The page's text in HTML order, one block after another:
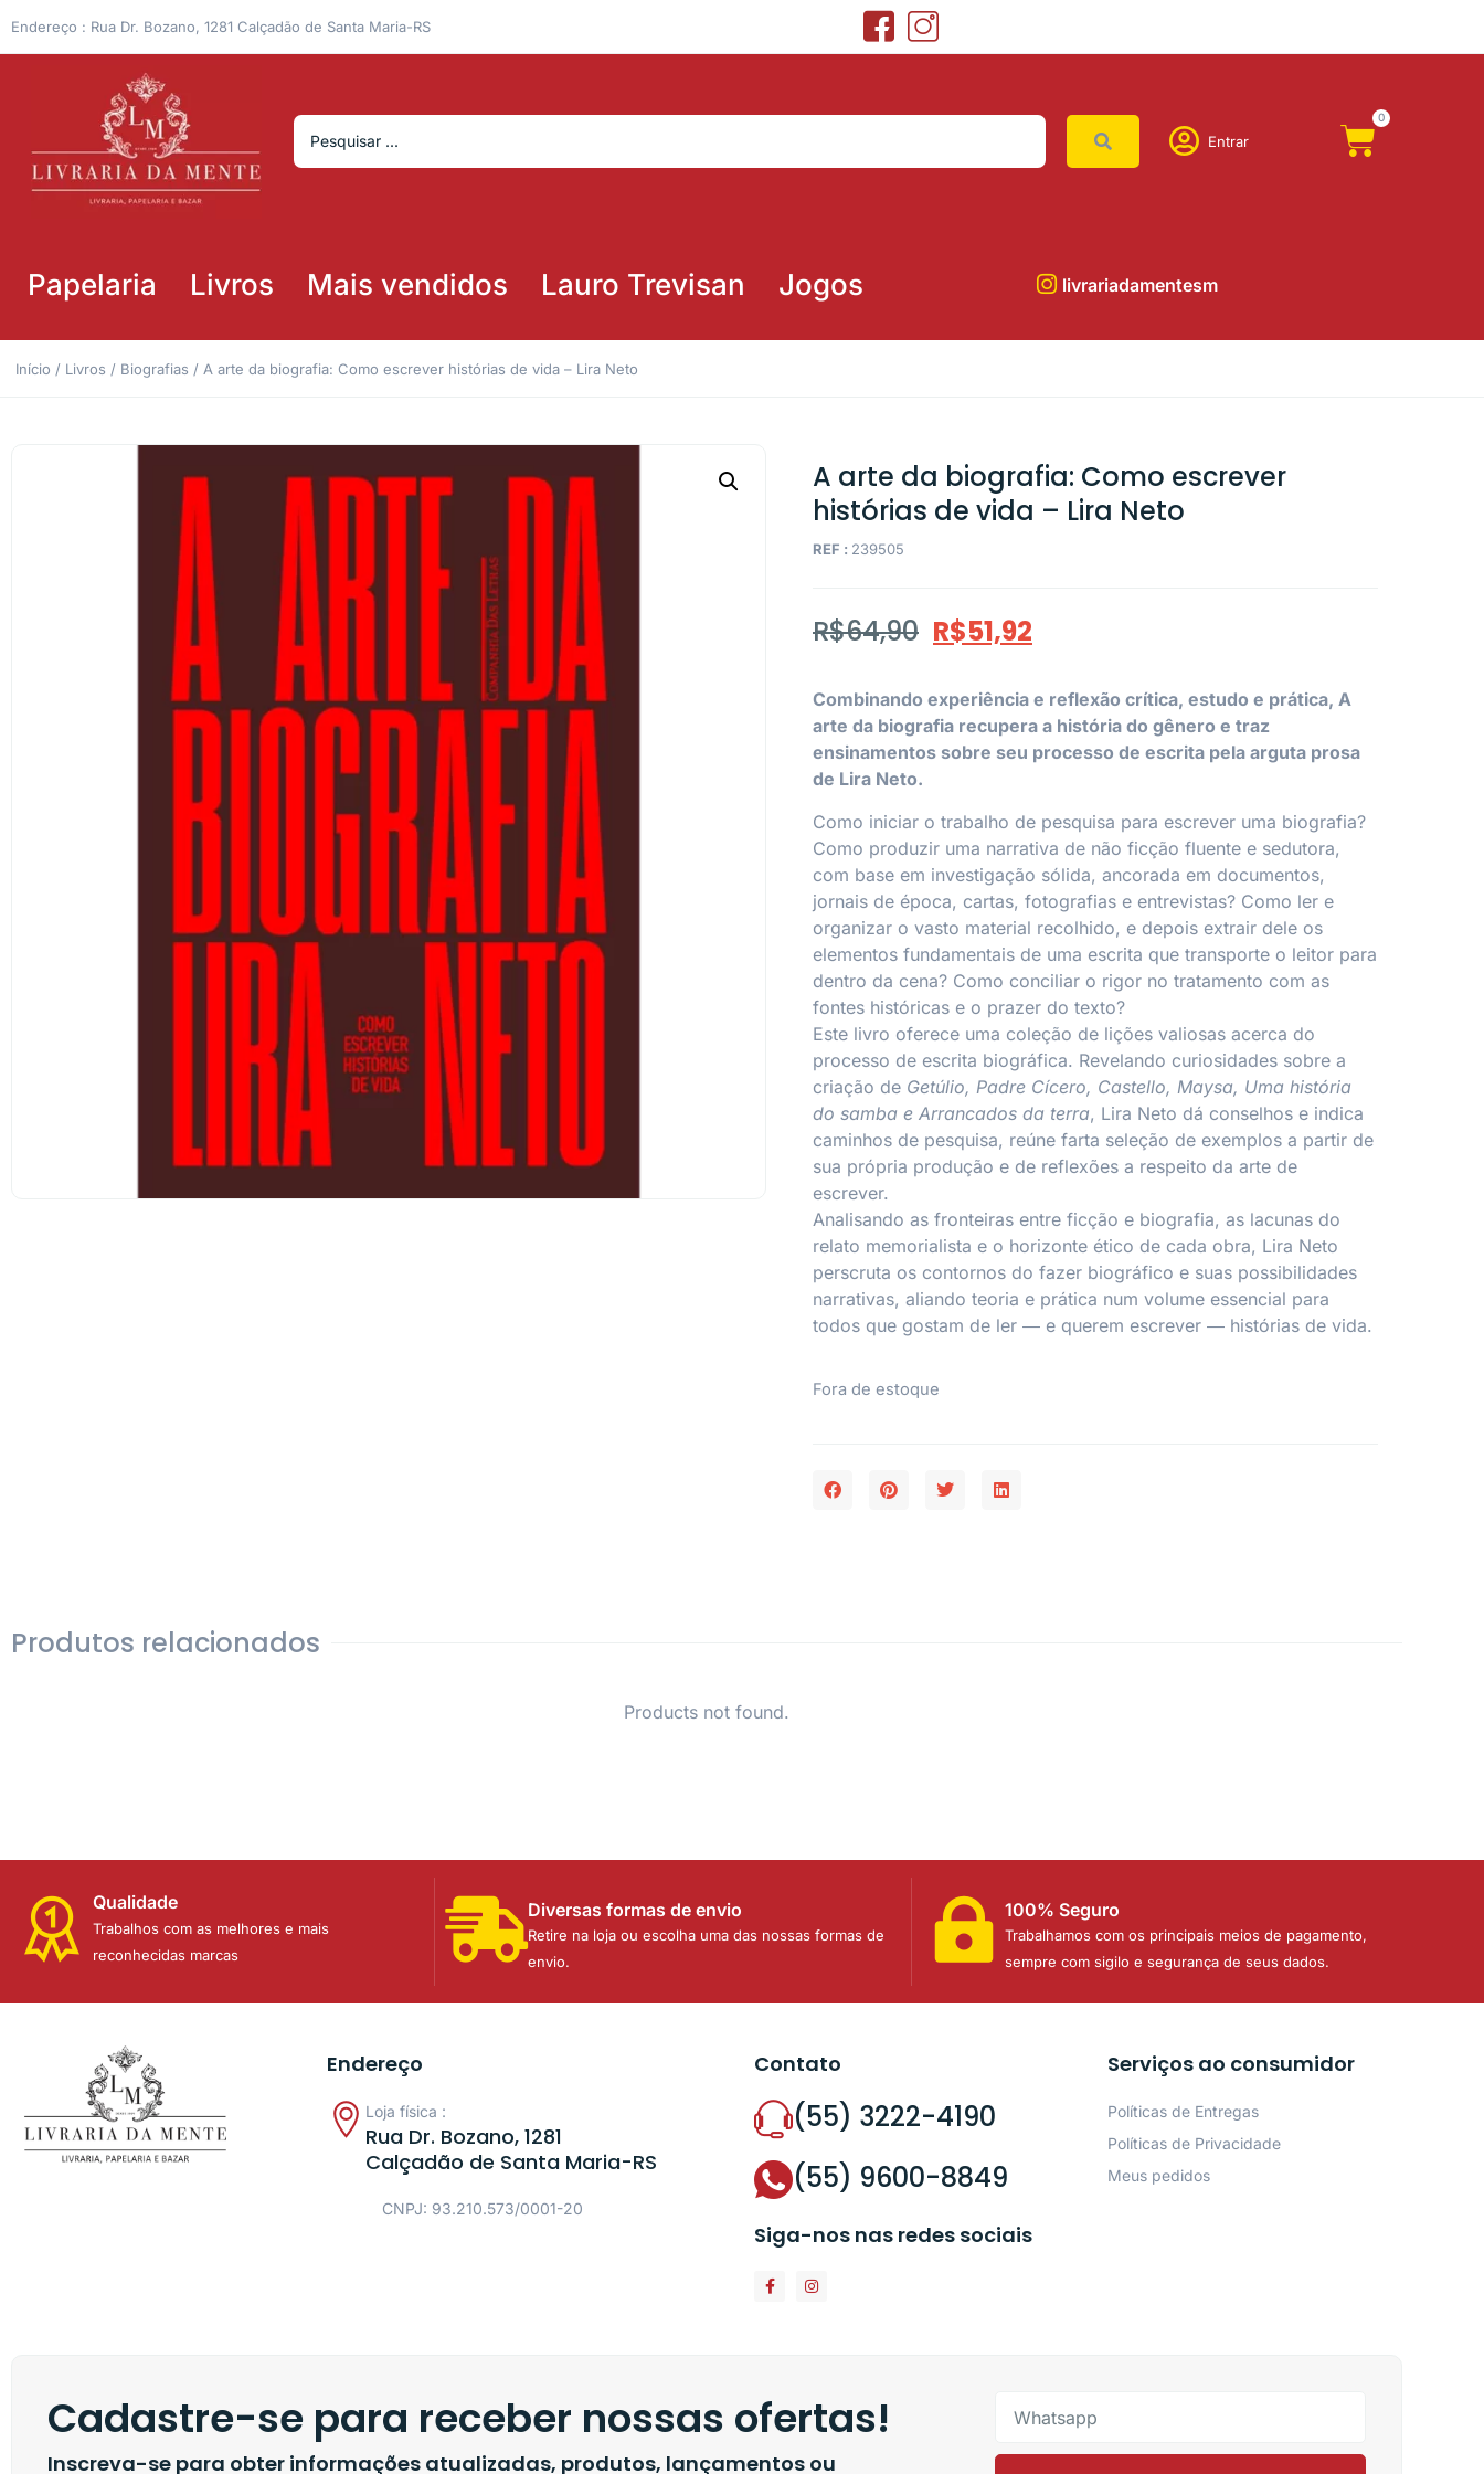
Endereço : Rua Dr. Bozano, 1281 Calçadão de Santa Maria-RS
Entrar
0
Papelaria Livros Mais vendidos Lauro Trevisan Jogos livrariadamentesm
Início / Livros / Biografias / A arte da biografia: Como escrever histórias de vida – Lira Neto
A arte da biografia: Como escrever
histórias de vida – Lira Neto
REF : 239505
R$64,90 R$51,92
Combinando experiência e reflexão crítica, estudo e prática, A
arte da biografia recupera a história do gênero e traz
ensinamentos sobre seu processo de escrita pela arguta prosa
de Lira Neto.
Como iniciar o trabalho de pesquisa para escrever uma biografia?
Como produzir uma narrativa de não ficção fluente e sedutora,
com base em investigação sólida, ancorada em documentos,
jornais de época, cartas, fotografias e entrevistas? Como ler e
organizar o vasto material recolhido, e depois extrair dele os
elementos fundamentais de uma escrita que transporte o leitor para
dentro da cena? Como conciliar o rigor no tratamento com as
fontes históricas e o prazer do texto?
Este livro oferece uma coleção de lições valiosas acerca do
processo de escrita biográfica. Revelando curiosidades sobre a
criação de Getúlio, Padre Cícero, Castello, Maysa, Uma história
do samba e Arrancados da terra, Lira Neto dá conselhos e indica
caminhos de pesquisa, reúne farta seleção de exemplos a partir de
sua própria produção e de reflexões a respeito da arte de
escrever.
Analisando as fronteiras entre ficção e biografia, as lacunas do
relato memorialista e o horizonte ético de cada obra, Lira Neto
perscruta os contornos do fazer biográfico e suas possibilidades
narrativas, aliando teoria e prática num volume essencial para
todos que gostam de ler ― e querem escrever ― histórias de vida.
Fora de estoque
Produtos relacionados
Products not found.
Qualidade
Trabalhos com as melhores e mais
reconhecidas marcas
Diversas formas de envio
Retire na loja ou escolha uma das nossas formas de
envio.
100% Seguro
Trabalhamos com os principais meios de pagamento,
sempre com sigilo e segurança de seus dados.
Endereço
Loja física :
Rua Dr. Bozano, 1281
Calçadão de Santa Maria-RS
CNPJ: 93.210.573/0001-20
Contato
(55) 3222-4190
(55) 9600-8849
Siga-nos nas redes sociais
Serviços ao consumidor
Políticas de Entregas
Políticas de Privacidade
Meus pedidos
Cadastre-se para receber nossas ofertas!
Inscreva-se para obter informações atualizadas, produtos, lançamentos ou